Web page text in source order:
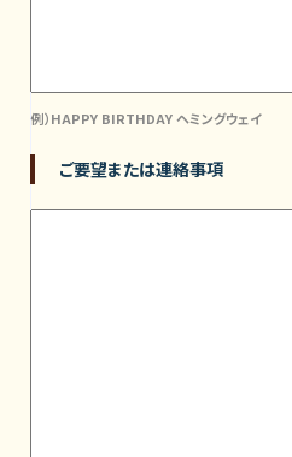
例）HAPPY BIRTHDAY ヘミングウェイ
ご要望または連絡事項